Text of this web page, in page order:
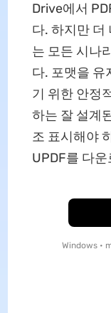
Drive에서
다. 하지만 더
는 모든 시나
다. 포맷을 유
기 위한 안정
하는 잘 설계
조 표시해야
UPDF를 다
Windows •